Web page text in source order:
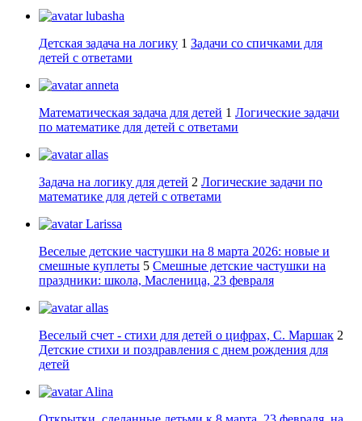
lubasha
Детская задача на логику 1 Задачи со спичками для
детей с ответами
anneta
Математическая задача для детей 1 Логические задачи
по математике для детей с ответами
allas
Задача на логику для детей 2 Логические задачи по
математике для детей с ответами
Larissa
Веселые детские частушки на 8 марта 2026: новые и
смешные куплеты 5 Смешные детские частушки на
праздники: школа, Масленица, 23 февраля
allas
Веселый счет - стихи для детей о цифрах, С. Маршак 2
Детские стихи и поздравления с днем рождения для
детей
Alina